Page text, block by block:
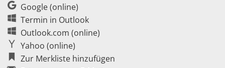
Google (online)
Termin in Outlook
Outlook.com (online)
Yahoo (online)
Zur Merkliste hinzufügen